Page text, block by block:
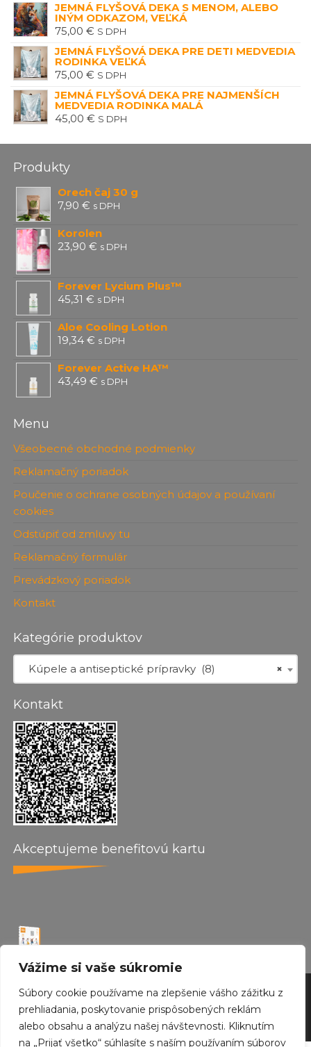
Vážime si vaše súkromie
Súbory cookie používame na zlepšenie vášho zážitku z
prehliadania, poskytovanie prispôsobených reklám
alebo obsahu a analýzu našej návštevnosti. Kliknutím
na „Prijať všetko“ súhlasíte s naším používaním súborov
JEMNÁ FLYŠOVÁ DEKA S MENOM, ALEBO
INÝM ODKAZOM, VEĽKÁ
75,00 € S DPH
JEMNÁ FLYŠOVÁ DEKA PRE DETI MEDVEDIA
RODINKA VEĽKÁ
75,00 € S DPH
JEMNÁ FLYŠOVÁ DEKA PRE NAJMENŠÍCH
MEDVEDIA RODINKA MALÁ
45,00 € S DPH
Produkty
Orech čaj 30 g
7,90€ s DPH
Korolen
23,90€ s DPH
Forever Lycium Plus™
45,31€ s DPH
Aloe Cooling Lotion
19,34€ s DPH
Forever Active HA™
43,49€ s DPH
Menu
Všeobecné obchodné podmienky
Reklamačný poriadok
Poučenie o ochrane osobných údajov a používaní
cookies
Odstúpiť od zmluvy tu
Reklamačný formulár
Prevádzkový poriadok
Kontakt
Kategórie produktov
×
Kúpele a antiseptické prípravky (8)
Kontakt
Akceptujeme benefitovú kartu
by wepo web design 2024
Created with
Envo Royal WordPress theme